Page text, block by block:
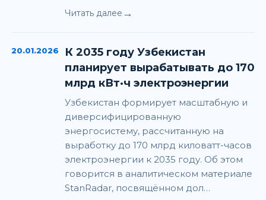
Читать далее →
20.01.2026
К 2035 году Узбекистан
планирует вырабатывать до 170
млрд кВт·ч электроэнергии
Узбекистан формирует масштабную и
диверсифицированную
энергосистему, рассчитанную на
выработку до 170 млрд киловатт-часов
электроэнергии к 2035 году. Об этом
говорится в аналитическом материале
StanRadar, посвящённом дол…